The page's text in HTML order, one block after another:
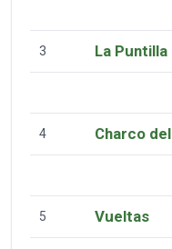
3 La Puntilla
4 Charco
5 Vueltas